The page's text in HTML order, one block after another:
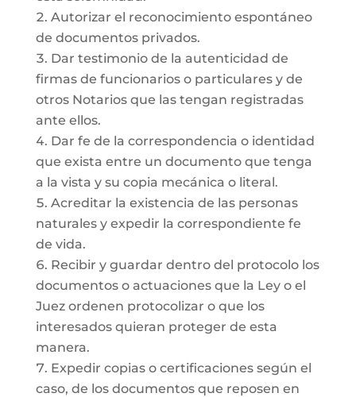
Autorizar el reconocimiento espontáneo
de documentos privados.
Dar testimonio de la autenticidad de
firmas de funcionarios o particulares y de
otros Notarios que las tengan registradas
ante ellos.
Dar fe de la correspondencia o identidad
que exista entre un documento que tenga
a la vista y su copia mecánica o literal.
Acreditar la existencia de las personas
naturales y expedir la correspondiente fe
de vida.
Recibir y guardar dentro del protocolo los
documentos o actuaciones que la Ley o el
Juez ordenen protocolizar o que los
interesados quieran proteger de esta
manera.
Expedir copias o certificaciones según el
caso, de los documentos que reposen en